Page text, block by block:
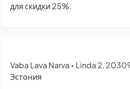
для скидки 25%.
Vaba Lava Narva • Linda 2,
Эстония